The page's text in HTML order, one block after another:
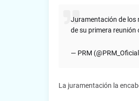
Juramentación de los
de su primera reunión
— PRM
La juramentación la